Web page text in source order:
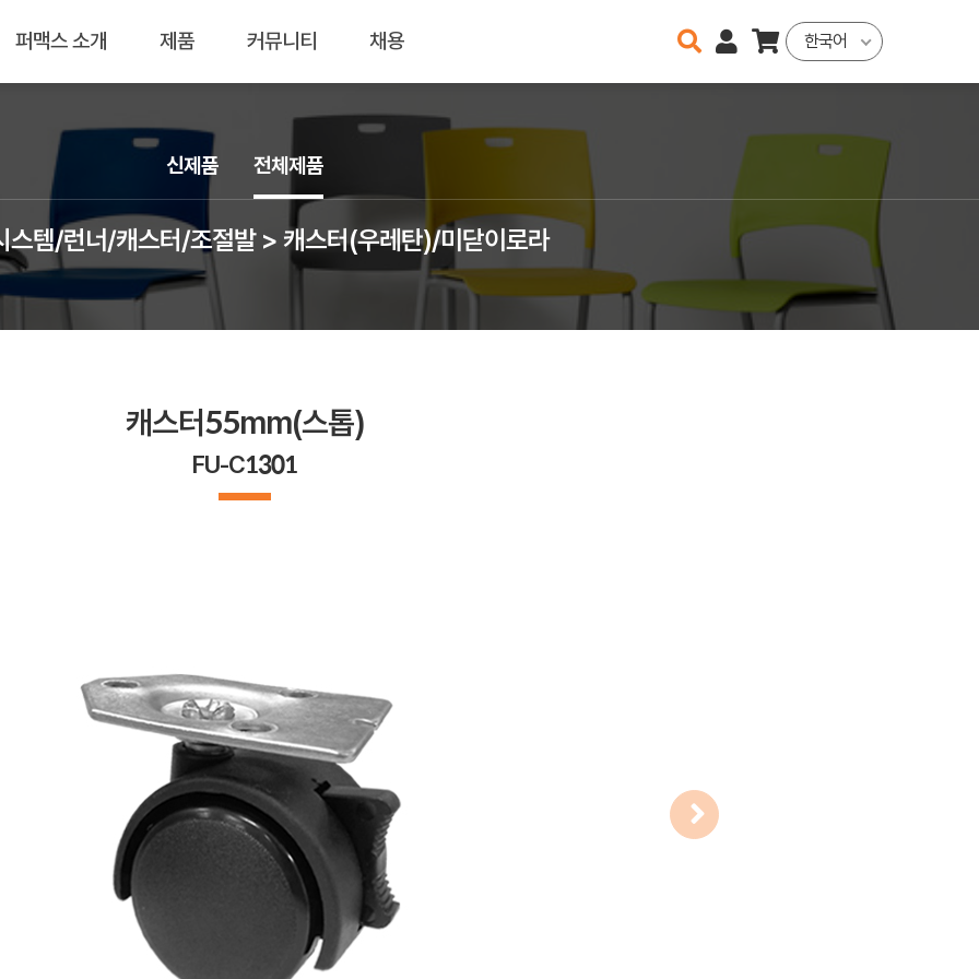
퍼맥스 소개 제품 커뮤니티 채용 한국어
스템/런너/캐스터/조절발 > 캐스터(우레탄)/미닫이로라
신제품 전체제품
캐스터55mm(스톱)
FU-C1301